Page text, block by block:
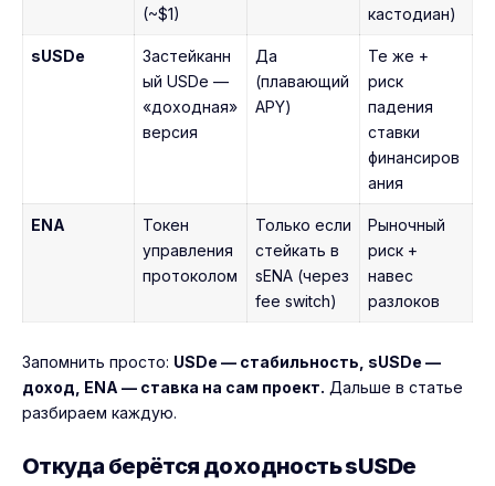
(~$1)
кастодиан)
sUSDe
Застейканн
ый USDe —
«доходная»
версия
Да
(плавающий
APY)
Те же +
риск
падения
ставки
финансиров
ания
ENA
Токен
управления
протоколом
Только если
стейкать в
sENA (через
fee switch)
Рыночный
риск +
навес
разлоков
Запомнить просто: USDe — стабильность, sUSDe —
доход, ENA — ставка на сам проект. Дальше в статье
разбираем каждую.
Откуда берётся доходность sUSDe